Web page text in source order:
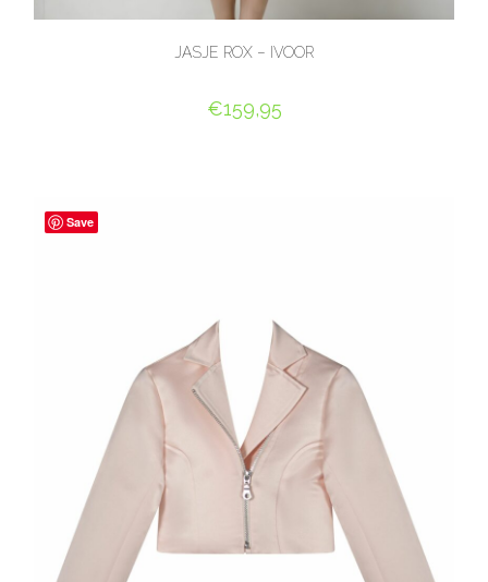
JASJE ROX – IVOOR
€159,95
Save